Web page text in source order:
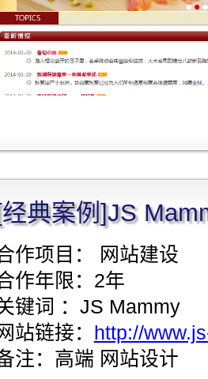
典案例]JS
作项目： 网站建设
作年限：2年
键词 ：JS Mammy
站链接： http://
注：高端 网站设计